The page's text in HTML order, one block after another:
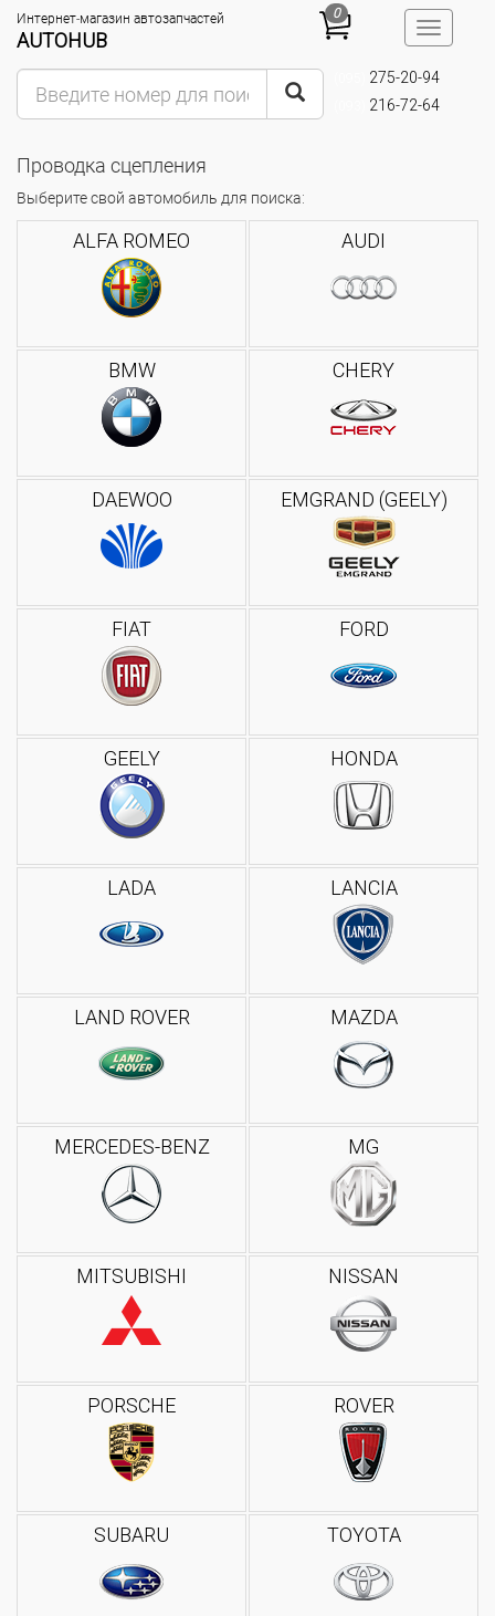
Toggle
0
Интернет-магазин автозапчастей
AUTOHUB
275-20-94
216-72-64
Проводка сцепления
Выберите свой автомобиль для поиска:
ALFA ROMEO AUDI
BMW CHERY
DAEWOO EMGRAND (GEELY)
FIAT FORD
GEELY HONDA
LADA LANCIA
LAND ROVER MAZDA
MERCEDES-BENZ MG
MITSUBISHI NISSAN
PORSCHE ROVER
SUBARU TOYOTA